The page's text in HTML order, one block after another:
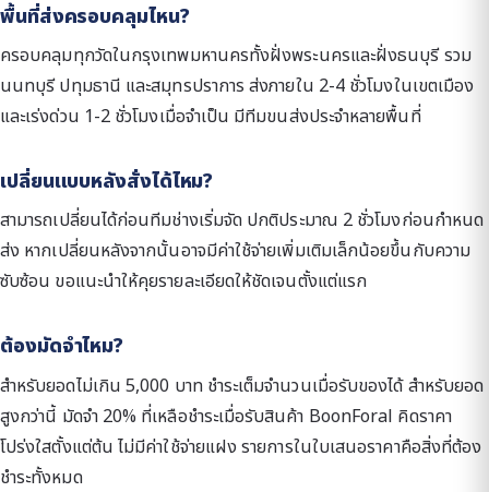
พื้นที่ส่งครอบคลุมไหน?
ครอบคลุมทุกวัดในกรุงเทพมหานครทั้งฝั่งพระนครและฝั่งธนบุรี รวม
นนทบุรี ปทุมธานี และสมุทรปราการ ส่งภายใน 2-4 ชั่วโมงในเขตเมือง
และเร่งด่วน 1-2 ชั่วโมงเมื่อจำเป็น มีทีมขนส่งประจำหลายพื้นที่
เปลี่ยนแบบหลังสั่งได้ไหม?
สามารถเปลี่ยนได้ก่อนทีมช่างเริ่มจัด ปกติประมาณ 2 ชั่วโมงก่อนกำหนด
ส่ง หากเปลี่ยนหลังจากนั้นอาจมีค่าใช้จ่ายเพิ่มเติมเล็กน้อยขึ้นกับความ
ซับซ้อน ขอแนะนำให้คุยรายละเอียดให้ชัดเจนตั้งแต่แรก
ต้องมัดจำไหม?
สำหรับยอดไม่เกิน 5,000 บาท ชำระเต็มจำนวนเมื่อรับของได้ สำหรับยอด
สูงกว่านี้ มัดจำ 20% ที่เหลือชำระเมื่อรับสินค้า BoonForal คิดราคา
โปร่งใสตั้งแต่ต้น ไม่มีค่าใช้จ่ายแฝง รายการในใบเสนอราคาคือสิ่งที่ต้อง
ชำระทั้งหมด